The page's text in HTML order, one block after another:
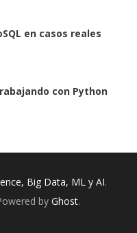
en casos reales
con Python
Big Data, ML y AI.
by Ghost.